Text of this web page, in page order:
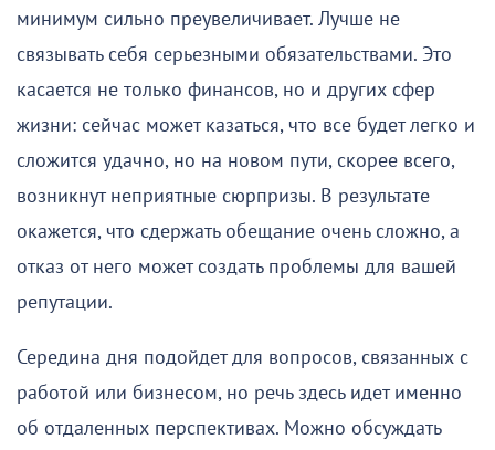
минимум сильно преувеличивает. Лучше не
связывать себя серьезными обязательствами. Это
касается не только финансов, но и других сфер
жизни: сейчас может казаться, что все будет легко и
сложится удачно, но на новом пути, скорее всего,
возникнут неприятные сюрпризы. В результате
окажется, что сдержать обещание очень сложно, а
отказ от него может создать проблемы для вашей
репутации.
Середина дня подойдет для вопросов, связанных с
работой или бизнесом, но речь здесь идет именно
об отдаленных перспективах. Можно обсуждать